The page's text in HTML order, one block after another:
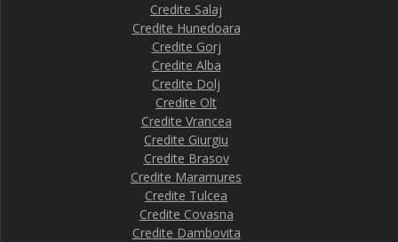
Credite Salaj
Credite Hunedoara
Credite Gorj
Credite Alba
Credite Dolj
Credite Olt
Credite Vrancea
Credite Giurgiu
Credite Brasov
Credite Maramures
Credite Tulcea
Credite Covasna
Credite Dambovita